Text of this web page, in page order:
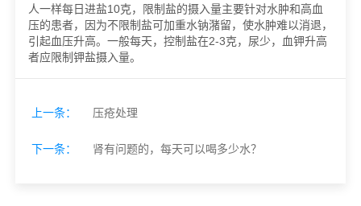
人一样每日进盐10克，限制盐的摄入量主要针对水肿和高血
压的患者，因为不限制盐可加重水钠潴留，使水肿难以消退，
引起血压升高。一般每天，控制盐在2-3克，尿少，血钾升高
者应限制钾盐摄入量。
上一条： 压疮处理
下一条： 肾有问题的，每天可以喝多少水？